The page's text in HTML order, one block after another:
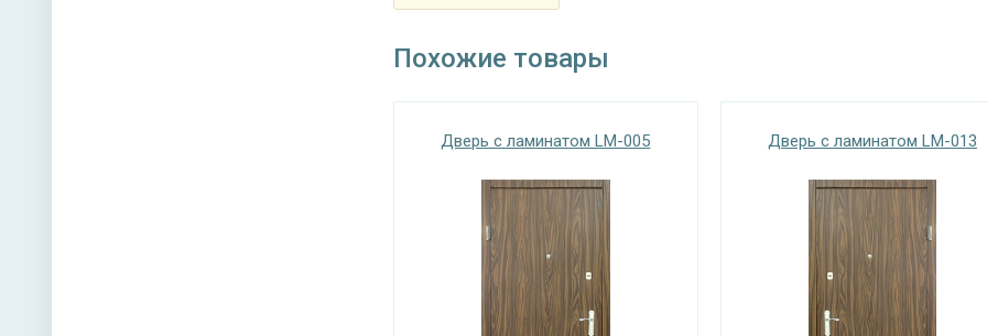
Направление открывания
Угол открывания
Похожие товары
Дверь с ламинатом LM-005 Дверь с ламинатом LM-013